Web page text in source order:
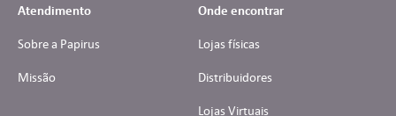
Atendimento
Sobre a Papirus
Missão
Onde encontrar
Lojas físicas
Distribuidores
Lojas Virtuais